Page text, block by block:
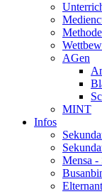
AGen
MINT
Infos
Mensa -